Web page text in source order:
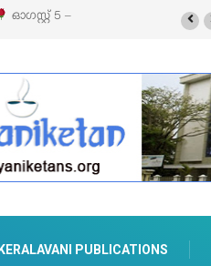
സെയിലും ഓഗസ്റ്റ് 8-ന്
KERALAVANI PUBLICATIONS